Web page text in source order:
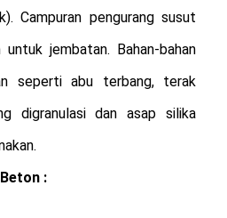
Campuran pengurang susut
untuk jembatan. Bahan-bahan
seperti abu terbang, terak
digranulasi dan asap silika
: